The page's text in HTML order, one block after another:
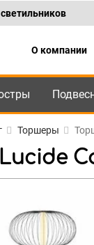
О компании
Торшеры